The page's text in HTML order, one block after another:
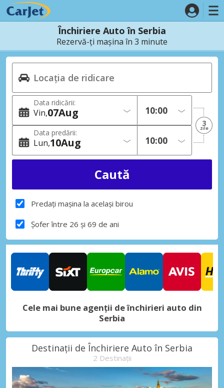
Închiriere Auto în Serbia
Rezervă-ți mașina în 3 minute
Data ridicării:
Vin 07Aug
Data predării:
Lun 10Aug
3
zile
Predați mașina la același birou
Șofer între 26 și 69 de ani
Cele mai bune agenții de închirieri auto din
Serbia
Destinații de Închiriere Auto în Serbia
2 Destinații